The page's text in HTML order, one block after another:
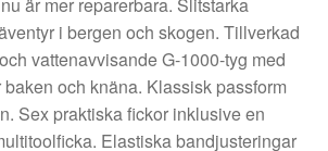
är mer reparerbara. Slitstarka
i bergen och skogen. Tillverkad
vattenavvisande G-1000-tyg med
och knäna. Klassisk passform
Sex praktiska fickor inklusive en
Elastiska bandjusteringar